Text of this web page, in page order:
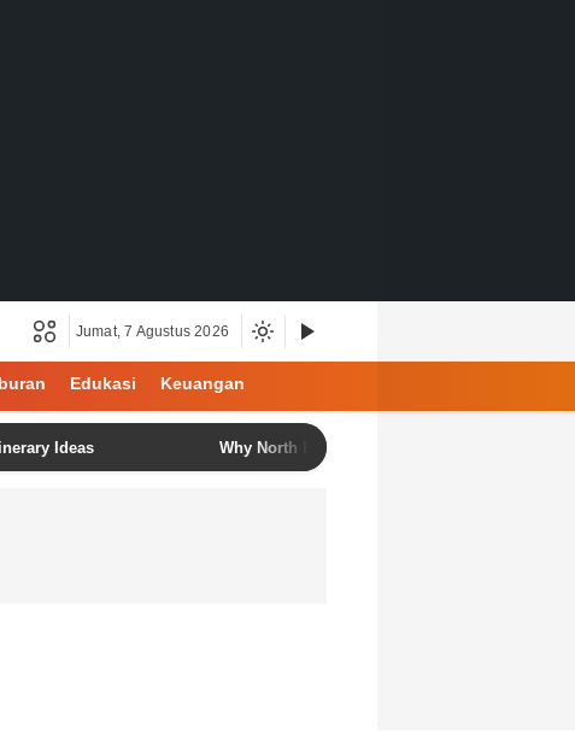
Jumat, 7 Agustus 2026
Edukasi Keuangan
Why North Bali Is Becoming the Favorite Destination